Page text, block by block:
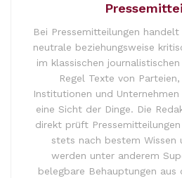
Bei Pressemitteilungen
neutrale beziehungsweise
im klassischen
Regel Texte von
Institutionen und
eine Sicht der Dinge. Die
direkt prüft
stets nach bestem Wissen
werden unter anderem
belegbare Behauptungen